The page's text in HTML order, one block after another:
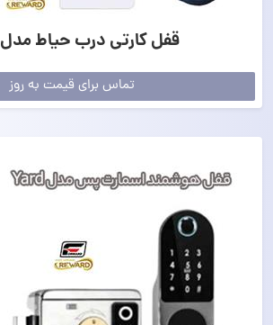
قفل کارتی درب حیاط مدل TSA
تماس برای قیمت به روز